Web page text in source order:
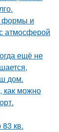
формы и
атмосферой
ещё не
дом.
как можно
кв.